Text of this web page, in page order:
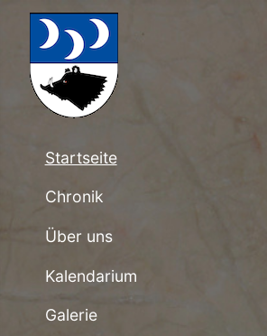
Startseite
Chronik
Über uns
Kalendarium
Galerie